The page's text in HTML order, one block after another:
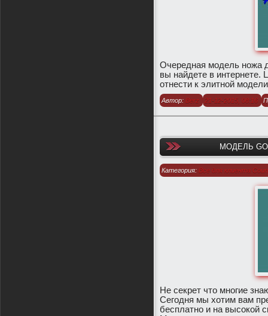
​Очередная модель ножа
вы найдете в интернете.
отнести к элитной
Автор: Berz 21-12-2015, 08:16
МОДЕЛЬ
Категория: Все для клиента
Модели оружия для CS 1.6
Не секрет что многие
Сегодня мы хотим вам
бесплатно и на высокой